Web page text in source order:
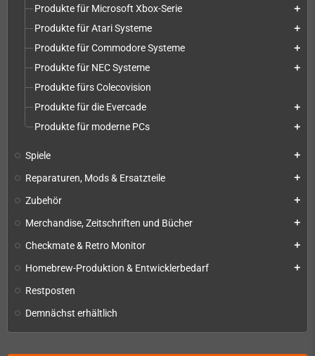
Produkte für Microsoft Xbox-Serie add
Produkte für Atari Systeme add
Produkte für Commodore Systeme add
Produkte für NEC Systeme add
Produkte fürs Colecovision
Produkte für die Evercade
add
Produkte für moderne PCs add
Spiele add
Reparaturen, Mods & Ersatzteile add
Zubehör add
Merchandise, Zeitschriften und Bücher add
Checkmate & Retro Monitor add
Homebrew-Produktion & Entwicklerbedarf add
Restposten
Demnächst erhältlich